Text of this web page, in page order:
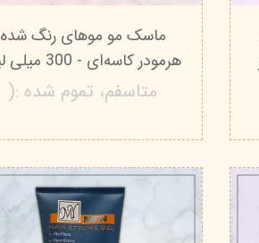
ماسک مو موهای رنگ شده
هرمودر کاسه‌ای - 300 میلی لیتر
متاسفم، تموم شده :(